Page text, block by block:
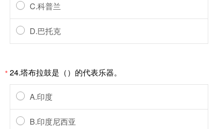
C.科普兰
D.巴托克
*24.塔布拉鼓是（）的代表乐器。
A.印度
B.印度尼西亚